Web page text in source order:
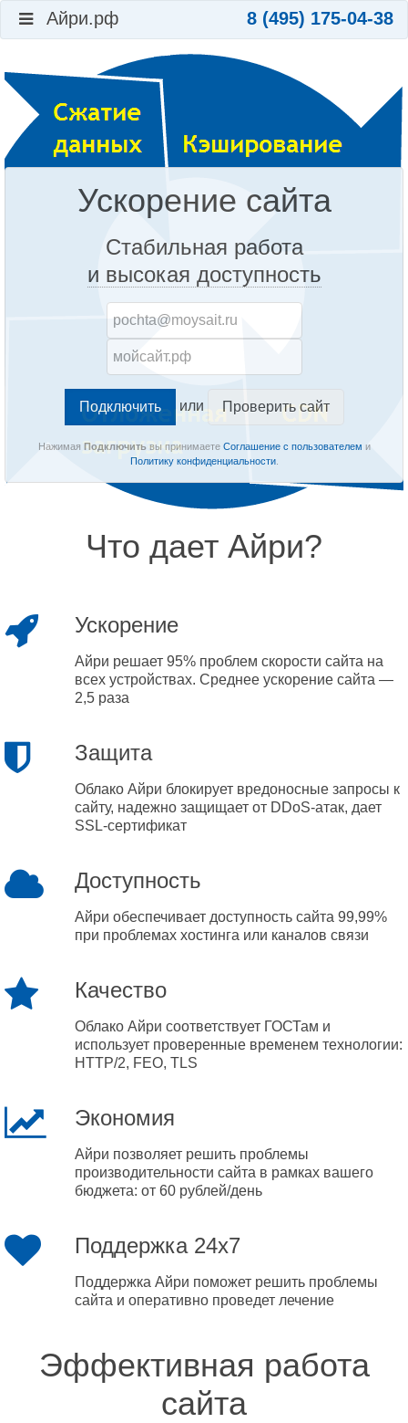
Айри.рф 8 (495) 175-04-38
Ускорение сайта
Стабильная работа
и высокая доступность
или Проверить сайт
Нажимая Подключитьвы принимаете Соглашение с пользователем и
Политику конфиденциальности.
Что дает Айри?
Ускорение
Айри решает 95% проблем скорости сайта на
всех устройствах. Среднее ускорение сайта —
2,5 раза
Защита
Облако Айри блокирует вредоносные запросы к
сайту, надежно защищает от DDoS-атак, дает
SSL-сертификат
Доступность
Айри обеспечивает доступность сайта 99,99%
при проблемах хостинга или каналов связи
Качество
Облако Айри соответствует ГОСТам и
использует проверенные временем технологии:
HTTP/2, FEO, TLS
Экономия
Айри позволяет решить проблемы
производительности сайта в рамках вашего
бюджета: от 60 рублей/день
Поддержка 24x7
Поддержка Айри поможет решить проблемы
сайта и оперативно проведет лечение
Эффективная работа
сайта